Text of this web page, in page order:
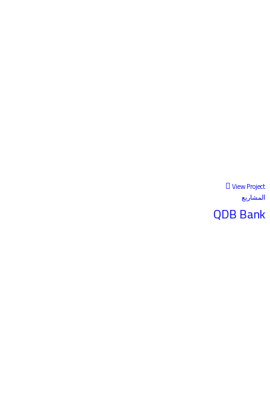
View Project
المشاريع
QDB Bank